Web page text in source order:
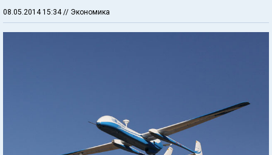
08.05.2014 15:34 // Экономика